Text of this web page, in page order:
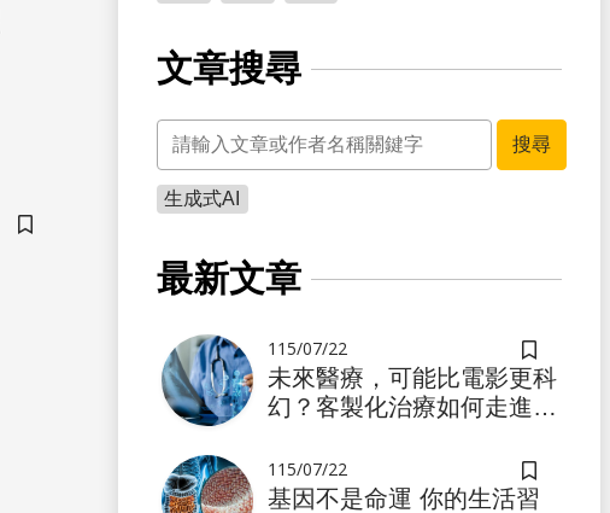
儲存書籤
文章搜尋
關鍵字
搜尋
生成式AI
最新文章
儲存書籤
115/07/22
未來醫療，可能比電影更科
幻？客製化治療如何走進真
儲存書籤
115/07/22
基因不是命運 你的生活習